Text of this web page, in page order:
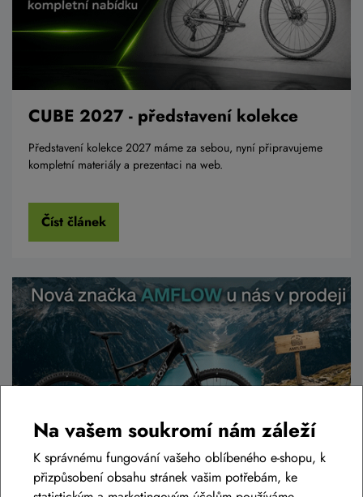
CUBE 2027 - představení kolekce
Představení kolekce 2027 máme za sebou, nyní připravujeme
kompletní materiály a prezentaci na web.
Číst článek
Na vašem soukromí nám záleží
K správnému fungování vašeho oblíbeného e-shopu, k
přizpůsobení obsahu stránek vašim potřebám, ke